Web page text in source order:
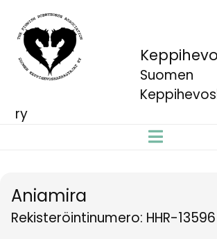
Suomen
ry
Aniamira
Rekisteröintinumero: HHR-13596